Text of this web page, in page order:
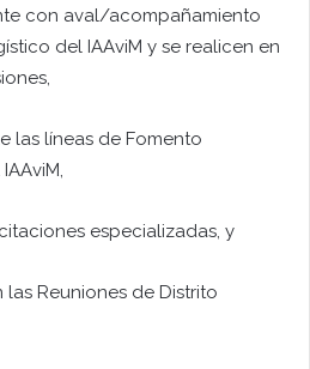
con aval/acompañamiento
del IAAviM y se realicen en
las líneas de Fomento
especializadas, y
Reuniones de Distrito